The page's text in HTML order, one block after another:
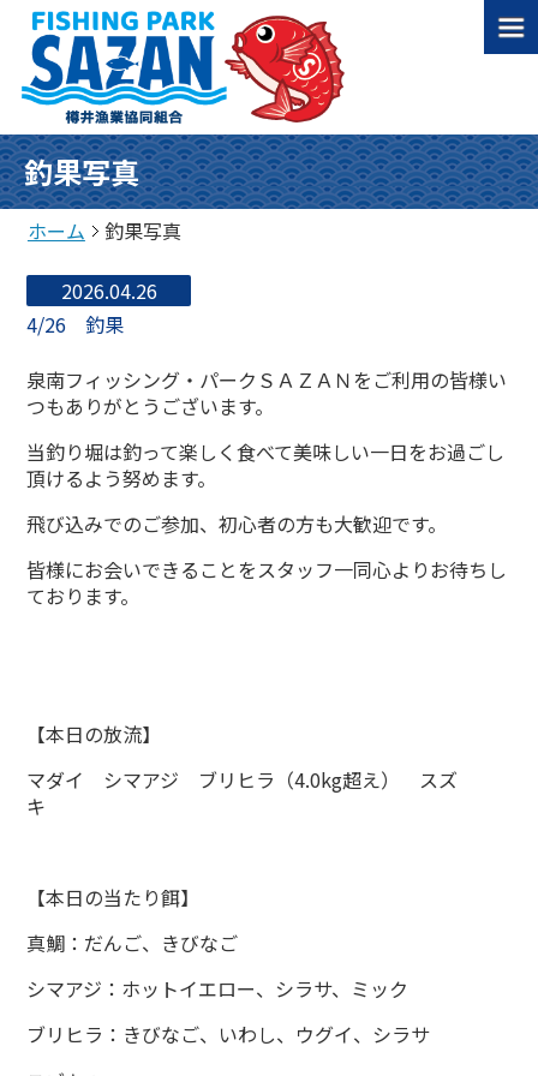
釣果写真
ホーム 釣果写真
2026.04.26
4/26 釣果
泉南フィッシング・パークＳＡＺＡＮをご利用の皆様い
つもありがとうございます。
当釣り堀は釣って楽しく食べて美味しい一日をお過ごし
頂けるよう努めます。
飛び込みでのご参加、初心者の方も大歓迎です。
皆様にお会いできることをスタッフ一同心よりお待ちし
ております。
【本日の放流】
マダイ シマアジ ブリヒラ（4.0kg超え） スズ
キ
【本日の当たり餌】
真鯛：だんご、きびなご
シマアジ：ホットイエロー、シラサ、ミック
ブリヒラ：きびなご、いわし、ウグイ、シラサ